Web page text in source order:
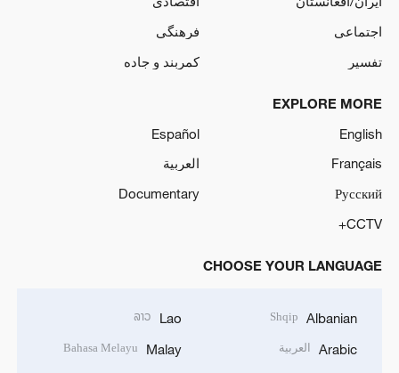
اجتماعی
فرهنگی
تفسیر
کمربند و جاده
EXPLORE MORE
English
Español
Français
العربية
Русский
Documentary
CCTV+
CHOOSE YOUR LANGUAGE
Albanian
Shqip
Arabic العربية
Lao
ລາວ
Malay
Bahasa Melayu